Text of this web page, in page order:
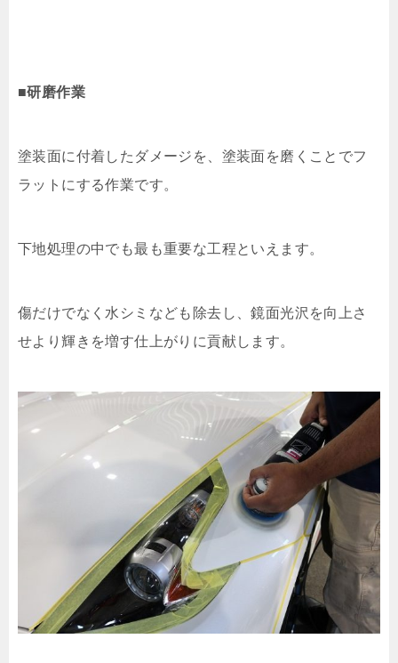
■研磨作業
塗装面に付着したダメージを、塗装面を磨くことでフ
ラットにする作業です。
下地処理の中でも最も重要な工程といえます。
傷だけでなく水シミなども除去し、鏡面光沢を向上さ
せより輝きを増す仕上がりに貢献します。